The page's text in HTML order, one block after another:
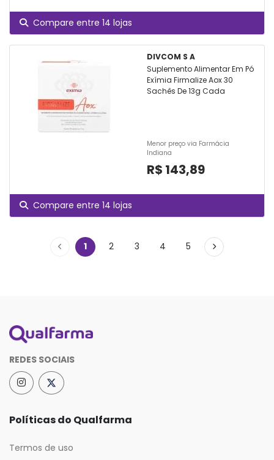
Compare entre 14 lojas
DIVCOM S A
Suplemento Alimentar Em Pó
Exímia Firmalize Aox 30
Sachês De 13g Cada
Menor preço via Farmácia
Indiana
R$ 143,89
Compare entre 14 lojas
1 2 3 4 5
REDES SOCIAIS
Políticas do Qualfarma
Termos de uso